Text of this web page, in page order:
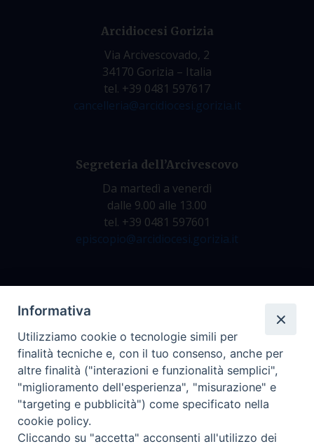
Arcidiocesi Gorizia
Via Arcivescovado, 2
34170 Gorizia – Italia
tel. +39 0481 597617
cancelleria@arcidiocesi.gorizia.it
Segreteria dell’Arcivescovo
Da martedì a venerdì
dalle 9.00 alle 13.00
tel. +39 0481 597601
episcopio@arcidiocesi.gorizia.it
dalle 9.00 alle 12.30
tel. +39 0481 597628
archivio@arcidiocesi.gorizia.it
Ufficio Comunicazioni Sociali
Informativa
Utilizziamo cookie o tecnologie simili per
finalità tecniche e, con il tuo consenso, anche per
altre finalità ("interazioni e funzionalità semplici",
"miglioramento dell'esperienza", "misurazione" e
"targeting e pubblicità") come specificato nella
cookie policy.
Cliccando su "accetta" acconsenti all'utilizzo dei